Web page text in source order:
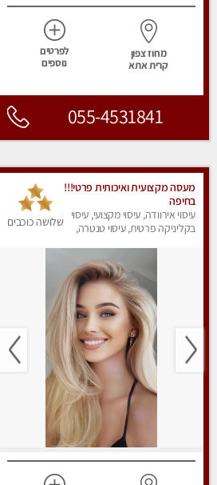
מחוז צפון
קרית אתא
לפרטים
נוספים
055-4531841
מעסה מקצועית ואיכותית פרטי!!!
בחיפה
עיסוי אירוודה, עיסוי מקצועי, עיסוי
בקליניקה פרטית, עיסוי טנטרה,
שלושה כוכבים